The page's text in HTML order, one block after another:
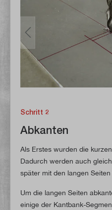
Schritt 2
Abkanten
Als Erstes wurden die
Dadurch werden auch
später mit den langen
Um die langen Seiten
einige der Kantbank-